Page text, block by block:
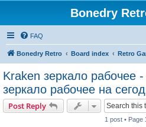
Bonedry
FAQ
Bonedry Retro Board index Retro
Kraken зеркало рабочее
зеркало рабочее на
Post Reply
1 post • Page